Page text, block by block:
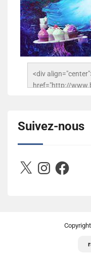
<div
href="http://
alt="Between
</div>
Suivez-nous
X InstagramFacebook
Copyright